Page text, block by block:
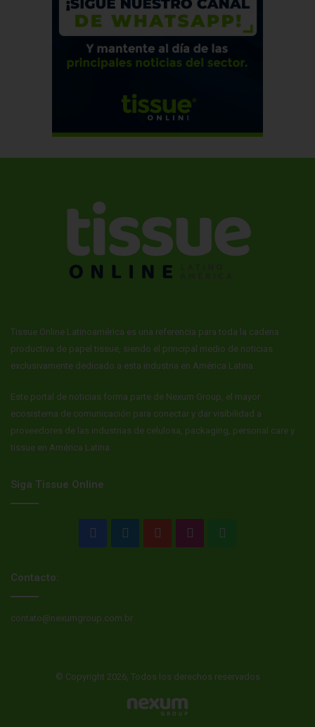
Tissue Online Latinoamérica es una referencia para toda la cadena
productiva de papel tissue, siendo el principal medio de noticias
exclusivamente dedicado a esta industria en América Latina.
Este portal de noticias forma parte de Nexum Group, el mayor
ecosistema de comunicación para conectar y dar visibilidad a
proveedores de las industrias de celulosa, packaging, personal care y
tissue en América Latina.
Siga Tissue Online
FacebookLinkedInYouTubeInstagram
Contacto:
contato@nexumgroup.com.br
© Copyright 2026, Todos los derechos reservados